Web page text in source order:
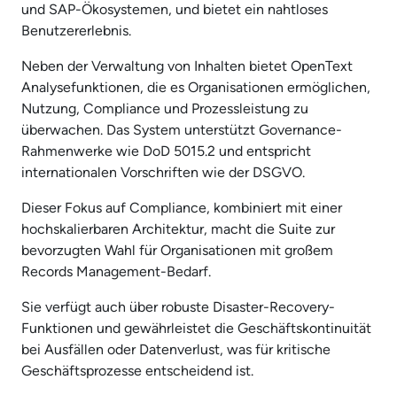
und SAP-Ökosystemen, und bietet ein nahtloses
Benutzererlebnis.
Neben der Verwaltung von Inhalten bietet OpenText
Analysefunktionen, die es Organisationen ermöglichen,
Nutzung, Compliance und Prozessleistung zu
überwachen. Das System unterstützt Governance-
Rahmenwerke wie DoD 5015.2 und entspricht
internationalen Vorschriften wie der DSGVO.
Dieser Fokus auf Compliance, kombiniert mit einer
hochskalierbaren Architektur, macht die Suite zur
bevorzugten Wahl für Organisationen mit großem
Records Management-Bedarf.
Sie verfügt auch über robuste Disaster-Recovery-
Funktionen und gewährleistet die Geschäftskontinuität
bei Ausfällen oder Datenverlust, was für kritische
Geschäftsprozesse entscheidend ist.